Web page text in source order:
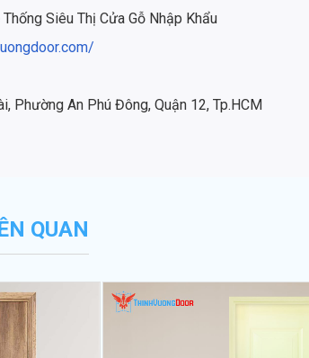
Siêu Thị Cửa Gỗ Nhập Khẩu
Phường An Phú Đông, Quận 12, Tp.HCM
QUAN